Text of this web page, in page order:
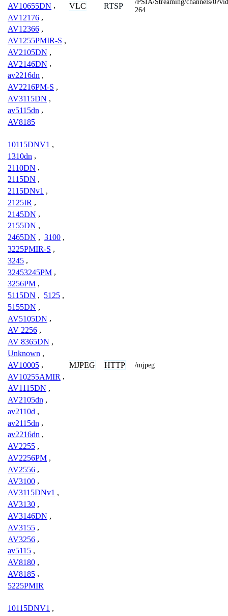
AV10655DN ,
AV12176 ,
AV12366 ,
AV1255PMIR-S ,
AV2105DN ,
AV2146DN ,
av2216dn ,
AV2216PM-S ,
AV3115DN ,
av5115dn ,
AV8185
VLC RTSP
/PSIA/Streaming/channels/
264
10115DNV1 ,
1310dn ,
2110DN ,
2115DN ,
2115DNv1 ,
2125IR ,
2145DN ,
2155DN ,
2465DN , 3100 ,
3225PMIR-S ,
3245 ,
32453245PM ,
3256PM ,
5115DN , 5125 ,
5155DN ,
AV5105DN ,
AV 2256 ,
AV 8365DN ,
Unknown ,
AV10005 ,
AV10255AMIR ,
AV1115DN ,
AV2105dn ,
av2110d ,
av2115dn ,
av2216dn ,
AV2255 ,
AV2256PM ,
AV2556 ,
AV3100 ,
AV3115DNv1 ,
AV3130 ,
AV3146DN ,
AV3155 ,
AV3256 ,
av5115 ,
AV8180 ,
AV8185 ,
5225PMIR
MJPEG HTTP /mjpeg
10115DNV1 ,